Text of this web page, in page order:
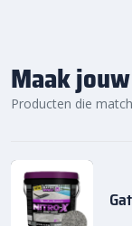
Maak
Producten die